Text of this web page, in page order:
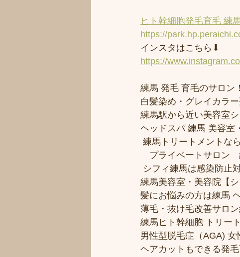
ヒト幹細胞発毛育毛 練
https://
インスタはこちら⬇︎
https://
練馬 発毛 育毛のサロン
白髪染め・グレイカラ
練馬駅から近い美容室
ヘッドスパ 練馬 美容室
練馬トリートメントな
プライベートサロン　
シフィ練馬は感染防止
練馬美容室・美容院【
髪にお悩みの方は練馬
薄毛・抜け毛改善サロ
練馬ヒト幹細胞 トリー
男性型脱毛症（AGA) 女
ヘアカットもできる発